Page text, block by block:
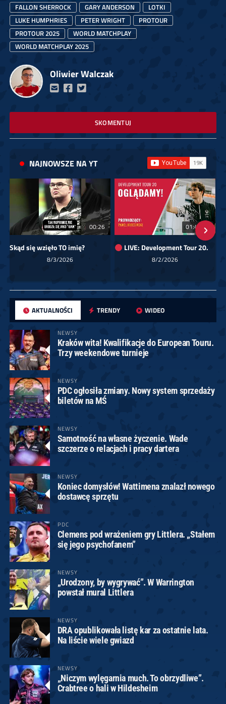
FALLON SHERROCK
GARY ANDERSON
LOTKI
LUKE HUMPHRIES
PETER WRIGHT
PROTOUR
PROTOUR 2025
WORLD MATCHPLAY
WORLD MATCHPLAY 2025
Oliwier Walczak
SKOMENTUJ
NAJNOWSZE NA YT
00:26
Skąd się wzięło TO imię?
8/3/2026
01:40:24
LIVE: Development Tour 20.
8/2/2026
AKTUALNOŚCI TRENDY WIDEO
NEWSY
Kraków wita! Kwalifikacje do European Touru.
Trzy weekendowe turnieje
NEWSY
PDC ogłosiła zmiany. Nowy system sprzedaży
biletów na MŚ
NEWSY
Samotność na własne życzenie. Wade
szczerze o relacjach i pracy dartera
NEWSY
Koniec domysłów! Wattimena znalazł nowego
dostawcę sprzętu
PDC
Clemens pod wrażeniem gry Littlera. „Stałem
się jego psychofanem”
NEWSY
„Urodzony, by wygrywać”. W Warrington
powstał mural Littlera
NEWSY
DRA opublikowała listę kar za ostatnie lata.
Na liście wiele gwiazd
NEWSY
„Niczym wylęgarnia much. To obrzydliwe”.
Crabtree o hali w Hildesheim